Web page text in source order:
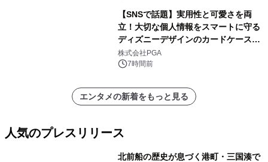
【SNSで話題】実用性と可愛さを両
立！大切な個人情報をスマートに守る
ディズニーデザインのカードケースを
株式会社PGAが8月7日発売
株式会社PGA
7時間前
エンタメの新着をもっと見る
人気のプレスリリース
北前船の歴史が息づく港町・三国湊で